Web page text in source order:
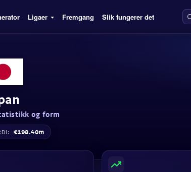
Ligaer Fremgang Slik fungerer det
og form
€198.40m